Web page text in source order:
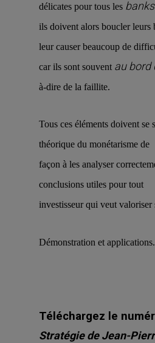
délicates pour tous les
ils doivent alors boucler leurs
leur causer beaucoup de
car ils sont souvent au bord
à-dire de la faillite.
Tous ces éléments doivent se
théorique du monétarisme de
façon à les analyser
conclusions utiles pour tout
investisseur qui veut
Démonstration et applications.
Téléchargez le
Stratégie de Jean-